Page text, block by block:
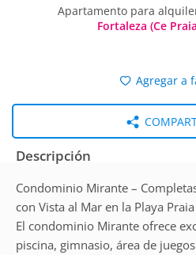
Apartamento para
Fortaleza (Ce
Agregar a
Descripción
Condominio Mirante –
con Vista al Mar en la Playa
El condominio Mirante ofrece
piscina, gimnasio, área de